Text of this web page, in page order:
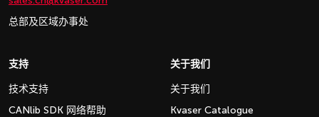
总部及区域办事处
支持
技术支持
CANlib SDK 网络帮助
关于我们
关于我们
Kvaser Catalogue